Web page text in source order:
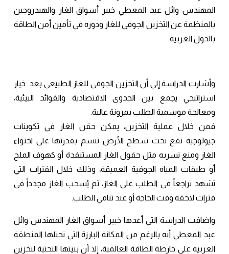
المهندس وائل عبد المعطي خبير أسواق الغاز والهيدروجين
بالمنظمة عن التخزين الجوفي للغاز ودوره في تأمين أمن الطاقة
بالدول العربية
وأشارت الدراسة إلي أن التخزين الجوفي للغاز الطبيعي بعد خيار
استراتيجي يجمع بين الجدوى الاقتصادية والفوائد البيئية،
ومعالجة موسمية الطلب بمرونة عالية.
فمن خلال عملية التخزين، يمكن حقن الغاز في تكوينات
جيولوجية تقع تحت سطح الأرض تتسم بقدرتها على احتواء
الغاز ومنع تسربه مثل حقول الغاز المستنفدة أو كهوف الملح
أو طبقات المياه الجوفية العميقة، وذلك خلال الفترات التي
تشهد تراجعاً في الطلب على الغاز، ثم يُسحب الغاز مجدداً في
فترات لاحقة وقت الحاجة أو عند تنامي الطلب.
واضافت الدراسة التي أعدها خبير أسواق الغاز المهندس وائل
عبد المعطي أنه بالرغم من المكانة البارزة التي تحتلها المنطقة
العربية على خارطة الطاقة العالمية، إلا أن بنيتها التحتية لتخزين